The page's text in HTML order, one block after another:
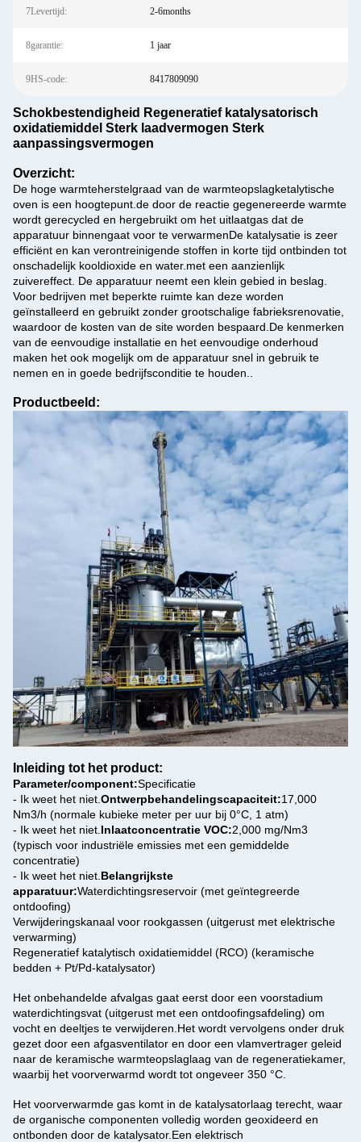
7Levertijd: 2-6months
8garantie: 1 jaar
9HS-code: 8417809090
Schokbestendigheid Regeneratief katalysatorisch
oxidatiemiddel Sterk laadvermogen Sterk
aanpassingsvermogen
Overzicht:
De hoge warmteherstelgraad van de warmteopslagketalytische
oven is een hoogtepunt.de door de reactie gegenereerde warmte
wordt gerecycled en hergebruikt om het uitlaatgas dat de
apparatuur binnengaat voor te verwarmenDe katalysatie is zeer
efficiënt en kan verontreinigende stoffen in korte tijd ontbinden tot
onschadelijk kooldioxide en water.met een aanzienlijk
zuivereffect. De apparatuur neemt een klein gebied in beslag.
Voor bedrijven met beperkte ruimte kan deze worden
geïnstalleerd en gebruikt zonder grootschalige fabrieksrenovatie,
waardoor de kosten van de site worden bespaard.De kenmerken
van de eenvoudige installatie en het eenvoudige onderhoud
maken het ook mogelijk om de apparatuur snel in gebruik te
nemen en in goede bedrijfsconditie te houden..
Productbeeld:
Inleiding tot het product:
Parameter/component:Specificatie
- Ik weet het niet. Ontwerpbehandelingscapaciteit:17,000
Nm3/h (normale kubieke meter per uur bij 0°C, 1 atm)
- Ik weet het niet. Inlaatconcentratie VOC:2,000 mg/Nm3
(typisch voor industriële emissies met een gemiddelde
concentratie)
- Ik weet het niet. Belangrijkste
apparatuur:Waterdichtingsreservoir (met geïntegreerde
ontdoofing)
Verwijderingskanaal voor rookgassen (uitgerust met elektrische
verwarming)
Regeneratief katalytisch oxidatiemiddel (RCO) (keramische
bedden + Pt/Pd-katalysator)
Het onbehandelde afvalgas gaat eerst door een voorstadium
waterdichtingsvat (uitgerust met een ontdoofingsafdeling) om
vocht en deeltjes te verwijderen.Het wordt vervolgens onder druk
gezet door een afgasventilator en door een vlamvertrager geleid
naar de keramische warmteopslaglaag van de regeneratiekamer,
waarbij het voorverwarmd wordt tot ongeveer 350 °C.
Het voorverwarmde gas komt in de katalysatorlaag terecht, waar
de organische componenten volledig worden geoxideerd en
ontbonden door de katalysator.Een elektrisch